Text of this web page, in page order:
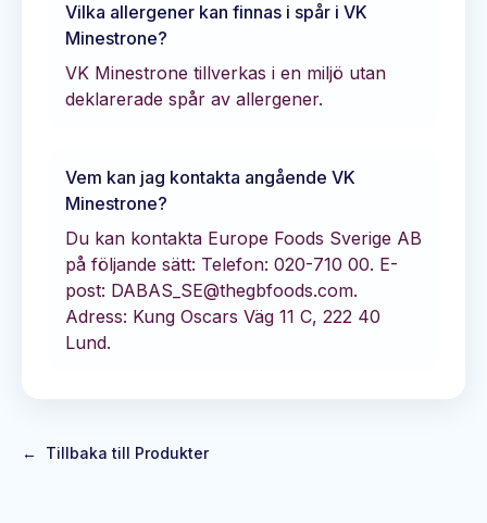
Vilka allergener kan finnas i spår i VK
Minestrone?
VK Minestrone tillverkas i en miljö utan
deklarerade spår av allergener.
Vem kan jag kontakta angående VK
Minestrone?
Du kan kontakta Europe Foods Sverige AB
på följande sätt: Telefon: 020-710 00. E-
post: DABAS_SE@thegbfoods.com.
Adress: Kung Oscars Väg 11 C, 222 40
Lund.
← Tillbaka till Produkter